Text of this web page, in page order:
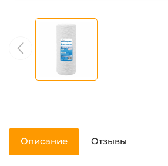
Описание Отзывы